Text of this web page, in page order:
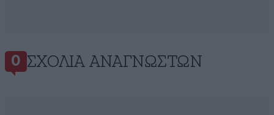
0 ΣΧΌΛΙΑ ΑΝΑΓΝΩΣΤΏΝ